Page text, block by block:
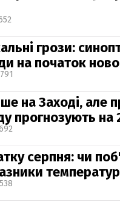
грози:
на початок
на Заході, але
прогнозують на
серпня: чи